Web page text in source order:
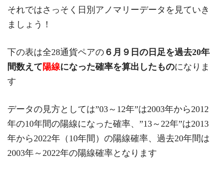
それではさっそく日別アノマリーデータを見ていき
ましょう！
下の表は全28通貨ペアの ６月９日の日足を過去20年
間数えて陽線になった確率を算出したものになりま
す
データの見方としては”03～12年”は2003年から2012
年の10年間の陽線になった確率、”13～22年”は2013
年から2022年（10年間）の陽線確率、過去20年間は
2003年～2022年の陽線確率となります